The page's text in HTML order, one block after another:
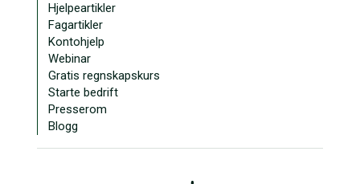
Hjelpeartikler
Fagartikler
Kontohjelp
Webinar
Gratis regnskapskurs
Starte bedrift
Presserom
Blogg